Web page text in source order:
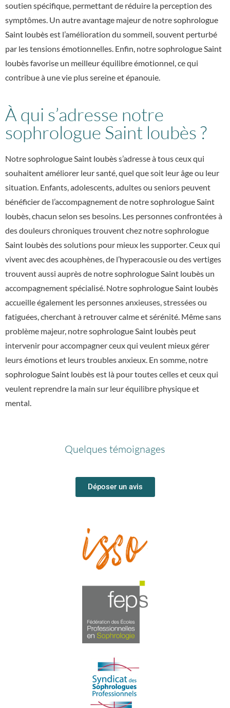
soutien spécifique, permettant de réduire la perception des
symptômes. Un autre avantage majeur de notresophrologue
Saint loubèsest l’amélioration du sommeil, souvent perturbé
par les tensions émotionnelles. Enfin, notresophrologue Saint
loubèsfavorise un meilleur équilibre émotionnel, ce qui
contribue à une vie plus sereine et épanouie.
À qui s’adresse notre
sophrologue Saint loubès ?
Notresophrologue Saint loubèss’adresse à tous ceux qui
souhaitent améliorer leur santé, quel que soit leur âge ou leur
situation. Enfants, adolescents, adultes ou seniors peuvent
bénéficier de l’accompagnement de notresophrologue Saint
loubès, chacun selon ses besoins. Les personnes confrontées à
des douleurs chroniques trouvent chez notresophrologue
Saint loubèsdes solutions pour mieux les supporter. Ceux qui
vivent avec des acouphènes, de l’hyperacousie ou des vertiges
trouvent aussi auprès de notresophrologue Saint loubès un
accompagnement spécialisé. Notresophrologue Saint loubès
accueille également les personnes anxieuses, stressées ou
fatiguées, cherchant à retrouver calme et sérénité. Même sans
problème majeur, notresophrologue Saint loubès peut
intervenir pour accompagner ceux qui veulent mieux gérer
leurs émotions et leurs troubles anxieux. En somme, notre
sophrologue Saint loubèsest là pour toutes celles et ceux qui
veulent reprendre la main sur leur équilibre physique et
mental.
Quelques témoignages
Déposer un avis